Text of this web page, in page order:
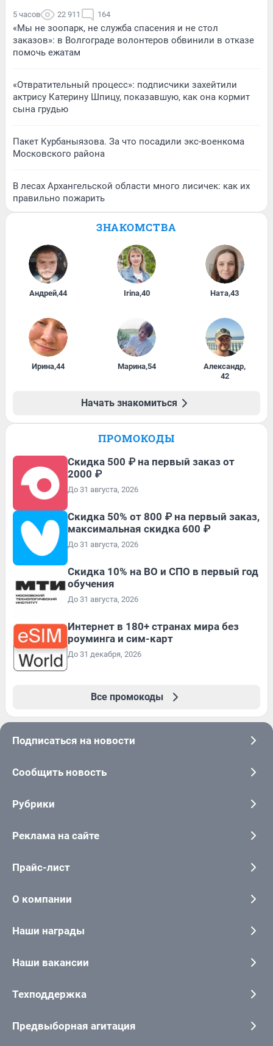
5 часов 22 911 164
«Мы не зоопарк, не служба спасения и не стол
заказов»: в Волгограде волонтеров обвинили в отказе
помочь ежатам
«Отвратительный процесс»: подписчики захейтили
актрису Катерину Шпицу, показавшую, как она кормит
сына грудью
Пакет Курбаныязова. За что посадили экс-военкома
Московского района
В лесах Архангельской области много лисичек: как их
правильно пожарить
ЗНАКОМСТВА
Андрей,44 Irina,40 Ната,43
Ирина,44 Марина,54 Александр,
42
Начать знакомиться
ПРОМОКОДЫ
Скидка 500 ₽ на первый заказ от
2000 ₽
До 31 августа, 2026
Скидка 50% от 800 ₽ на первый заказ,
максимальная скидка 600 ₽
До 31 августа, 2026
Скидка 10% на ВО и СПО в первый год
обучения
До 31 августа, 2026
Интернет в 180+ странах мира без
роуминга и сим-карт
До 31 декабря, 2026
Все промокоды
Подписаться на новости
Сообщить новость
Рубрики
Реклама на сайте
Прайс-лист
О компании
Наши награды
Наши вакансии
Техподдержка
Предвыборная агитация